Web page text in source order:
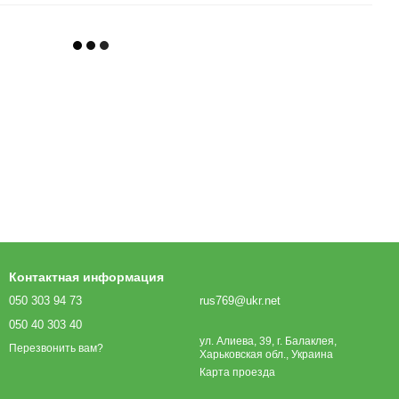
Контактная информация
050 303 94 73
050 40 303 40
Перезвонить вам?
rus769@ukr.net
ул. Алиева, 39, г. Балаклея,
Харьковская обл., Украина
Карта проезда